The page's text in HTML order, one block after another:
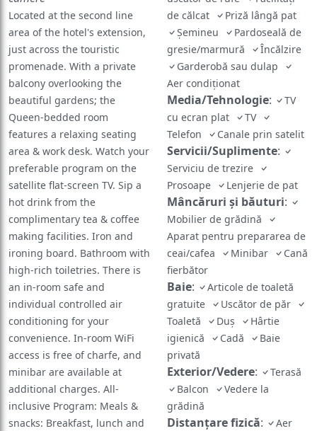
Located at the second line
area of the hotel's extension,
just across the touristic
promenade. With a private
balcony overlooking the
beautiful gardens; the
Queen-bedded room
features a relaxing seating
area & work desk. Watch your
preferable program on the
satellite flat-screen TV. Sip a
hot drink from the
complimentary tea & coffee
making facilities. Iron and
ironing board. Bathroom with
high-rich toiletries. There is
an in-room safe and
individual controlled air
conditioning for your
convenience. In-room WiFi
access is free of charfe, and
minibar are available at
additional charges. All-
inclusive Program: Meals &
snacks: Breakfast, lunch and
de călcat
Priză lângă pat
Șemineu
Pardoseală de
gresie/marmură
Încălzire
Garderobă sau dulap
Aer condiţionat
Media/Tehnologie:
TV
cu ecran plat
TV
Telefon
Canale prin satelit
Servicii/Suplimente:
Serviciu de trezire
Prosoape
Lenjerie de pat
Mâncăruri și băuturi:
Mobilier de grădină
Aparat pentru prepararea de
ceai/cafea
Minibar
Cană
fierbător
Baie:
Articole de toaletă
gratuite
Uscător de păr
Toaletă
Duş
Hârtie
igienică
Cadă
Baie
privată
Exterior/Vedere:
Terasă
Balcon
Vedere la
grădină
Distanțare fizică:
Aer